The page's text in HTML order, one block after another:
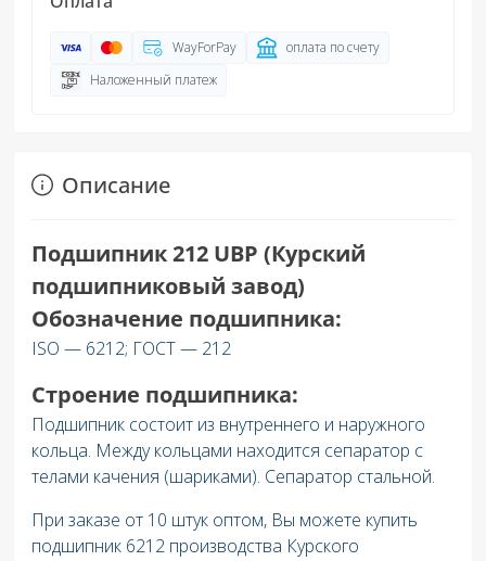
WayForPay
оплата по счету
Наложенный платеж
Описание
Подшипник 212 UBP (Курский
подшипниковый завод)
Обозначение подшипника:
ISO — 6212; ГОСТ — 212
Строение подшипника:
Подшипник состоит из внутреннего и наружного
кольца. Между кольцами находится сепаратор с
телами качения (шариками). Сепаратор стальной.
При заказе от 10 штук оптом, Вы можете купить
подшипник 6212 производства Курского